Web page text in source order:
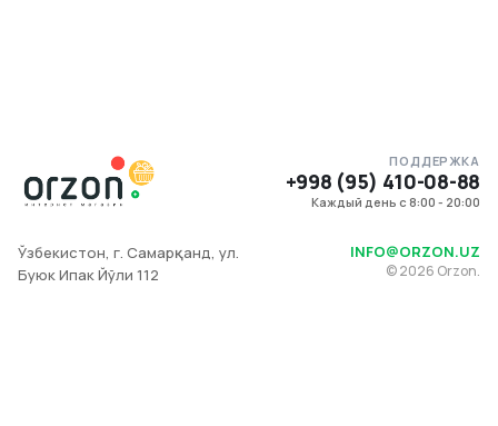
ПОДДЕРЖКА
+998 (95) 410-08-88
Каждый день с 8:00 - 20:00
Ўзбекистон, г. Самарқанд, ул.
Буюк Ипак Йўли 112
INFO@ORZON.UZ
©2026 Orzon.